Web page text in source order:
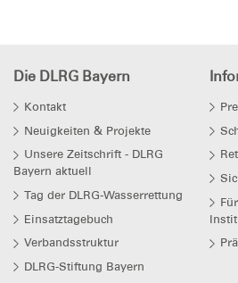
Die DLRG Bayern
Kontakt
Neuigkeiten & Projekte
Unsere Zeitschrift - DLRG
Bayern aktuell
Tag der DLRG-Wasserrettung
Einsatztagebuch
Verbandsstruktur
DLRG-Stiftung Bayern